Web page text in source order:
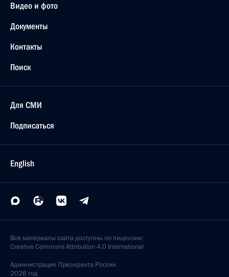
Видео и фото
Документы
Контакты
Поиск
Для СМИ
Подписаться
English
Все материалы сайта доступны по лицензии:
Creative Commons Attribution 4.0 International
Администрация Президента России
2026 год